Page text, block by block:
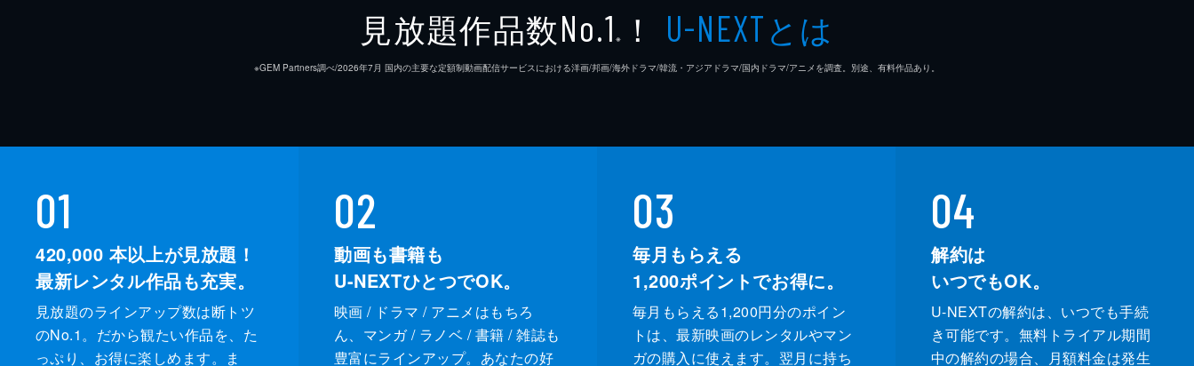
見放題作品数No.1 ※ ！ U-NEXTとは
※GEM Partners調べ/2026年7⽉ 国内の主要な定額制動画配信サービスにおける洋画/邦画/海外ドラマ/韓流・アジアドラマ/国内ドラマ/アニメを調査。別途、有料作品あり。
01
420,000 本以上が見放題！
最新レンタル作品も充実。
見放題のラインアップ数は断トツ
のNo.1。だから観たい作品を、た
っぷり、お得に楽しめます。ま
02
動画も書籍も
U-NEXTひとつでOK。
映画 / ドラマ / アニメはもちろ
ん、マンガ / ラノベ / 書籍 / 雑誌も
豊富にラインアップ。あなたの好
03
毎月もらえる
1,200ポイントでお得に。
毎月もらえる1,200円分のポイン
トは、最新映画のレンタルやマン
ガの購入に使えます。翌月に持ち
04
解約は
いつでもOK。
U-NEXTの解約は、いつでも手続
き可能です。無料トライアル期間
中の解約の場合、月額料金は発生